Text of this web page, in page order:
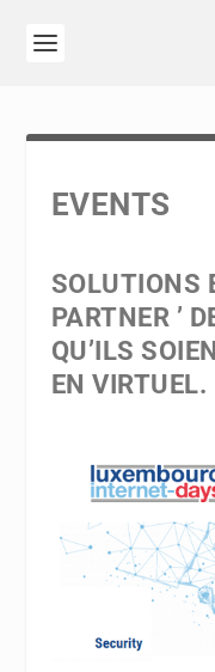
EVENTS
SOLUTIONS
PARTNER ’
QU’ILS
EN VIRTUEL.